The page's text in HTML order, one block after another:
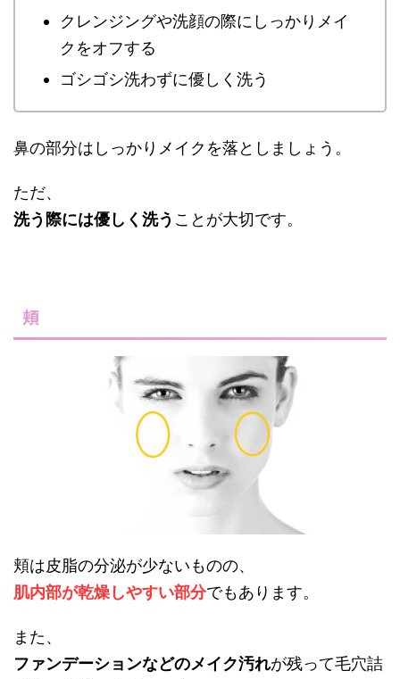
クレンジングや洗顔の際にしっかりメイ
クをオフする
ゴシゴシ洗わずに優しく洗う
鼻の部分はしっかりメイクを落としましょう。
ただ、
洗う際には優しく洗う ことが大切です。
頬
頬は皮脂の分泌が少ないものの、
肌内部が乾燥しやすい部分でもあります。
また、
ファンデーションなどのメイク汚れが残って毛穴詰